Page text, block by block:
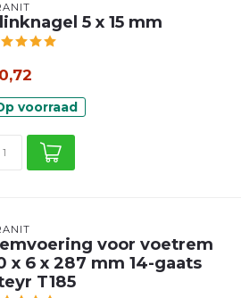
5 x 15 mm
voorraad
voor voetrem
x 6 x 287 mm 14-gaats
T185